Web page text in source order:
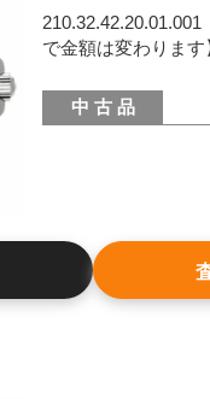
で金額は変わります
中 古 品